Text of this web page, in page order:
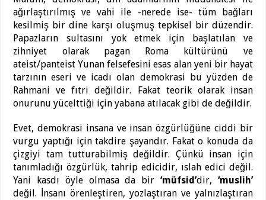
ağırlaştırılmış ve vahi ile -nerede ise- tüm bağları
kesilmiş bir dine karşı oluşmuş tepkisel bir düzendir.
Papazların sultasını yok etmek için başlatılan ve
zihniyet olarak pagan Roma kültürünü ve
ateist/panteist Yunan felsefesini esas alan yeni bir hayat
tarzının eseri ve icadı olan demokrasi bu yüzden de
Rahmani ve fıtri değildir. Fakat teorik olarak insan
onurunu yücelttiği için yabana atılacak gibi de değildir.
Evet, demokrasi insana ve insan özgürlüğüne ciddi bir
vurgu yaptığı için takdire şayandır. Fakat o konuda da
çizgiyi tam tutturabilmiş değildir. Çünkü insan için
tanımladığı özgürlük, tahrip edicidir, ıslah edici değil.
Yani kasdı öyle olmasa da bir ‘müfsid’dir, ‘muslih’
değil. İnsanı örenleştiren, yozlaştıran ve yalnızlaştıran